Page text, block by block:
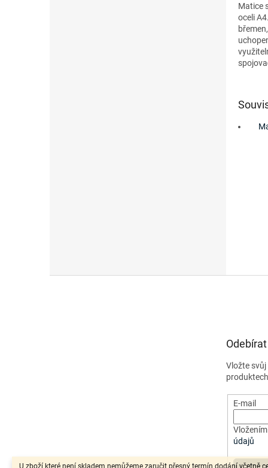
U zboží které není skladem nemůžeme zaručit přesný termín dodání včetně
Matice
oceli
Vložte
E-mail
údajů